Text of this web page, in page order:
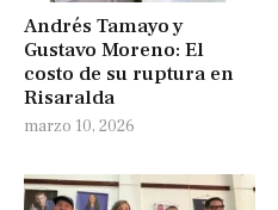
Andrés Tamayo y
Gustavo Moreno: El
costo de su ruptura en
Risaralda
marzo 10, 2026